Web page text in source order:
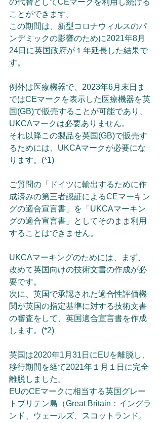
の代替としてCEマークを利用し続ける
ことができます。
この期間は、新型コロナウィルスのパ
ンデミックの影響のために2021年8月
24日に英国政府が１年延長した結果で
す。
例外は医療機器で、2023年6月末日ま
ではCEマークを表示した医療機器を英
国(GB)で販売することが可能であり、
UKCAマークは必要ありません。
それ以降この製品を英国(GB)で販売す
るためには、UKCAマークが必要にな
ります。(*1)
ご質問の「ドイツに輸出するために作
成済みの第三者認証によるCEマーキン
グの適合宣言書」を「UKCAマーキン
グの適合宣言書」としてそのまま利用
することはできません。
UKCAマーキングのためには、まず、
改めて英国向けの技術文書の作成が必
要です。
次に、英国で承認された適合性評価機
関が英国の指定基準に対する技術文書
の審査をして、英国適合宣言書を作成
します。(*2)
英国は2020年1月31日にEUを離脱し、
移行期間を経て2021年１月１日に完全
離脱しました。
EUのCEマークに相当する英国グレー
トブリテン島（Great Britain：イングラ
ンド、ウェールズ、スコットランド。